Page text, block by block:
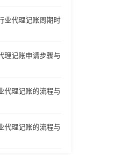
业代理记账周期时
理记账申请步骤与
代理记账的流程与
代理记账的流程与